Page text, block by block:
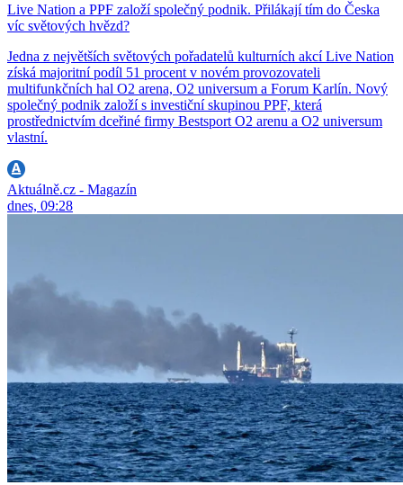
Live Nation a PPF založí společný podnik. Přilákají tím do Česka
víc světových hvězd?
Jedna z největších světových pořadatelů kulturních akcí Live Nation
získá majoritní podíl 51 procent v novém provozovateli
multifunkčních hal O2 arena, O2 universum a Forum Karlín. Nový
společný podnik založí s investiční skupinou PPF, která
prostřednictvím dceřiné firmy Bestsport O2 arenu a O2 universum
vlastní.
Aktuálně.cz - Magazín
dnes, 09:28